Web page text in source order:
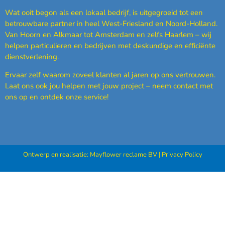
Wat ooit begon als een lokaal bedrijf, is uitgegroeid tot een
betrouwbare partner in heel West-Friesland en Noord-Holland.
Van Hoorn en Alkmaar tot Amsterdam en zelfs Haarlem – wij
helpen particulieren en bedrijven met deskundige en efficiënte
dienstverlening.
Ervaar zelf waarom zoveel klanten al jaren op ons vertrouwen.
Laat ons ook jou helpen met jouw project – neem contact met
ons op en ontdek onze service!
Ontwerp en realisatie: Mayflower reclame BV| Privacy Policy